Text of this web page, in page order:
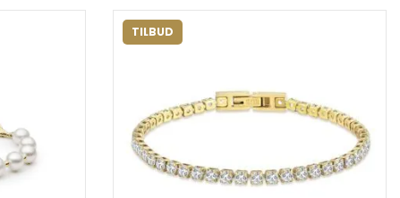
TILBUD